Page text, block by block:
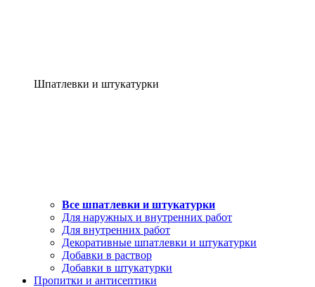
Шпатлевки и штукатурки
Все шпатлевки и штукатурки
Для наружных и внутренних работ
Для внутренних работ
Декоративные шпатлевки и штукатурки
Добавки в раствор
Добавки в штукатурки
Пропитки и антисептики